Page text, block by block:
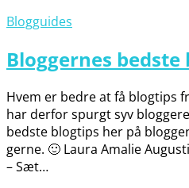
Blogguides
Bloggernes bedste
Hvem er bedre at få blogtips
har derfor spurgt syv
bedste blogtips her på
gerne. 🙂 Laura Amalie
– Sæt…